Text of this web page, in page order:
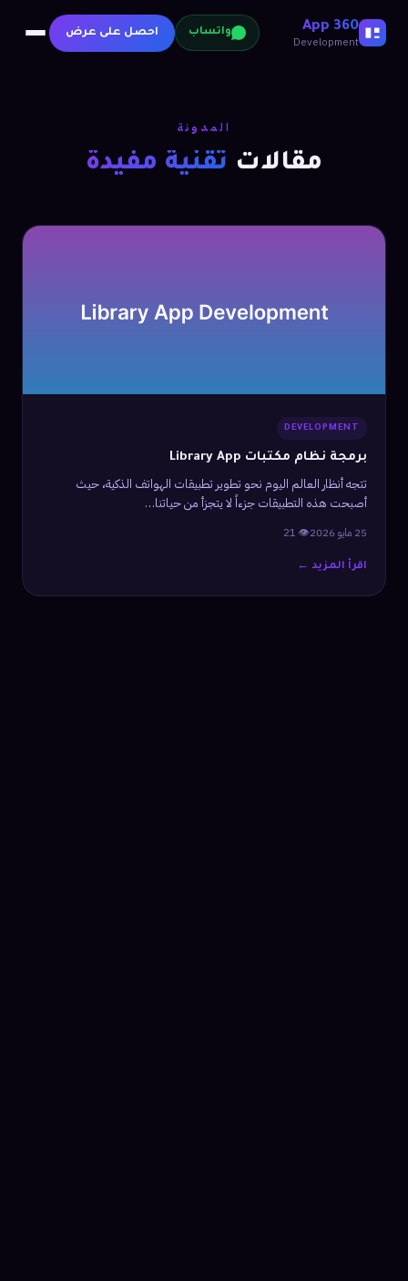
360 App
Development
واتساب احصل على عرض
المدونة
مقالات تقنية مفيدة
DEVELOPMENT
برمجة نظام مكتبات Library App
تتجه أنظار العالم اليوم نحو تطوير تطبيقات الهواتف الذكية، حيث
أصبحت هذه التطبيقات جزءاً لا يتجزأ من حياتنا…
25 مايو 2026 👁 21
اقرأ المزيد ←